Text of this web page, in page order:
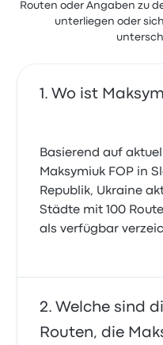
Routen oder Angaben zu
unterliegen oder
Wo ist
Basierend auf
Maksymiuk FOP in
Republik, Ukraine
Städte mit 100
als verfügbar
Welche sind
Routen, die